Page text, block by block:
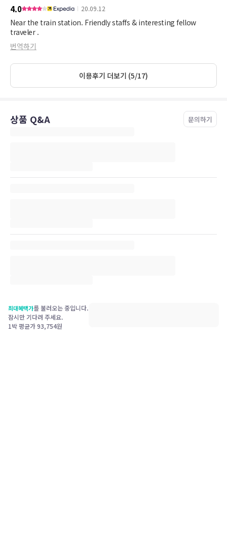
4.0 20.09.12
Near the train station. Friendly staffs & interesting fellow
traveler .
번역하기
이용후기 더보기 (5/17)
상품 Q&A 문의하기
최대혜택가를 불러오는 중입니다.
잠시만 기다려 주세요.
1박 평균가93,754원